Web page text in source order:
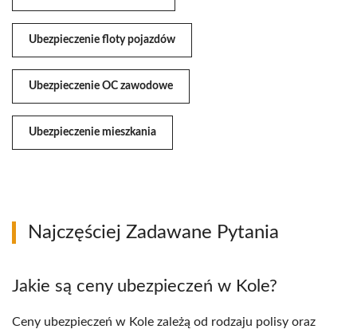
Ubezpieczenie floty pojazdów
Ubezpieczenie OC zawodowe
Ubezpieczenie mieszkania
Najczęściej Zadawane Pytania
Jakie są ceny ubezpieczeń w Kole?
Ceny ubezpieczeń w Kole zależą od rodzaju polisy oraz